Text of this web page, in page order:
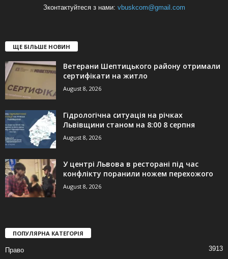
Зконтактуйтеся з нами: vbuskcom@gmail.com
ЩЕ БІЛЬШЕ НОВИН
Ветерани Шептицького району отримали
сертифікати на житло
August 8, 2026
Гідрологічна ситуація на річках
Львівщини станом на 8:00 8 серпня
August 8, 2026
У центрі Львова в ресторані під час
конфлікту поранили ножем перехожого
August 8, 2026
ПОПУЛЯРНА КАТЕГОРІЯ
Право 3913